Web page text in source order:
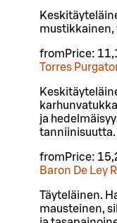
mustikkainen,
from Price:
Torres
ja
tanniinisuutta.
from Price:
Baron De Ley
Täyteläinen.
mausteinen,